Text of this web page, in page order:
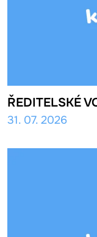
ŘEDITELSKÉ
31. 07. 2026